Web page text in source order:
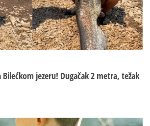
jezeru! Dugačak 2 metra, težak